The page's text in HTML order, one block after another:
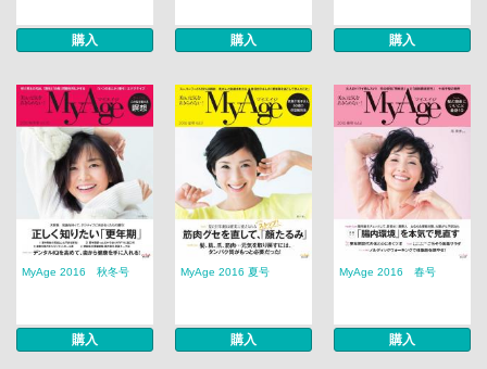
購入 購入 購入
MyAge 2016 秋冬号
購入
MyAge 2016 夏号
購入
MyAge 2016 春号
購入